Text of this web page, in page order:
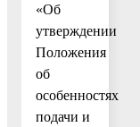
«Об
утверждении
Положения
об
особенностях
подачи и